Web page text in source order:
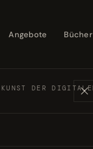
Angebote Bücher
DER